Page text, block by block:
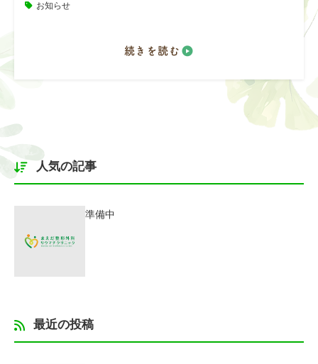
お知らせ
続きを読む
人気の記事
準備中
最近の投稿